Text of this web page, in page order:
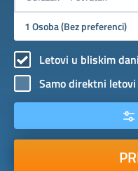
Letovi u bliskim
Samo direktni letovi